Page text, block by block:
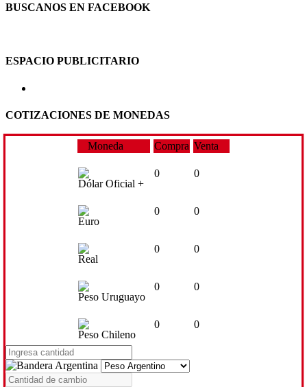
BUSCANOS EN FACEBOOK
ESPACIO PUBLICITARIO
COTIZACIONES DE MONEDAS
Moneda Compra Venta
Dólar Oficial +
0 0
Euro
0 0
Real
0 0
Peso Uruguayo
0 0
Peso Chileno
0 0